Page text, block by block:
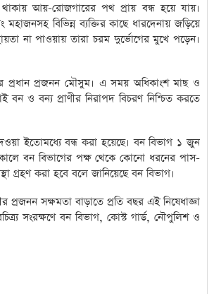
আয়-রোজগারের পথ প্রায় বন্ধ হয়ে যায়।
বিভিন্ন ব্যক্তির কাছে ধারদেনায় জড়িয়ে
না পাওয়ায় তারা চরম দুর্ভোগের মুখে পড়েন।
প্রধান প্রজনন মৌসুম। এ সময় অধিকাংশ মাছ ও
বন ও বন্য প্রাণীর নিরাপদ বিচরণ নিশ্চিত করতে
ইতোমধ্যে বন্ধ করা হয়েছে। বন বিভাগ ১ জুন
বন বিভাগের পক্ষ থেকে কোনো ধরনের পাস-
গ্রহণ করা হবে বলে জানিয়েছে বন বিভাগ।
সক্ষমতা বাড়াতে প্রতি বছর এই নিষেধাজ্ঞা
সংরক্ষণে বন বিভাগ, কোস্ট গার্ড, নৌপুলিশ ও